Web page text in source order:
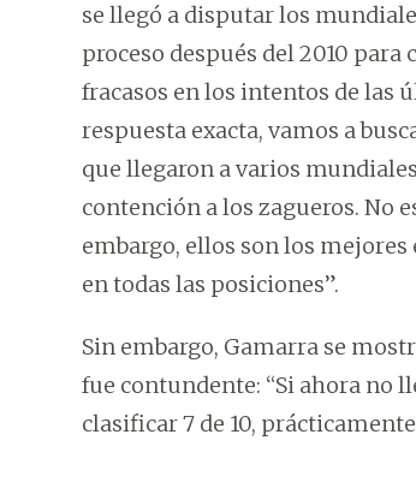
se llegó a disputar los
proceso después del 2010
fracasos en los intentos de las
respuesta exacta, vamos a
que llegaron a varios
contención a los zagueros. No
embargo, ellos son los mejores
en todas las posiciones”.
Sin embargo, Gamarra se
fue contundente: “Si ahora no
clasificar 7 de 10,